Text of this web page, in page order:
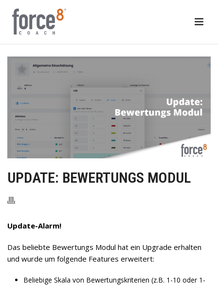
UPDATE: BEWERTUNGS MODUL
Update-Alarm!
Das beliebte Bewertungs Modul hat ein Upgrade erhalten
und wurde um folgende Features erweitert:
Beliebige Skala von Bewertungskriterien (z.B. 1-10 oder 1-